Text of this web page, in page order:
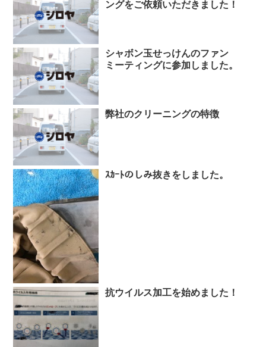
ングをご依頼いただきました！
シャボン玉せっけんのファン
ミーティングに参加しました。
弊社のクリーニングの特徴
ｽｶｰﾄのしみ抜きをしました。
抗ウイルス加工を始めました！